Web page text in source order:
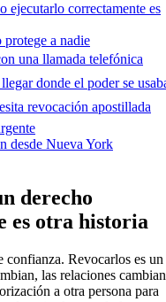
ejecutarlo correctamente es
a nadie
una llamada telefónica
donde el poder se
revocación apostillada
desde Nueva York
derecho
es otra historia
confianza. Revocarlos es un
las relaciones
a otra persona para